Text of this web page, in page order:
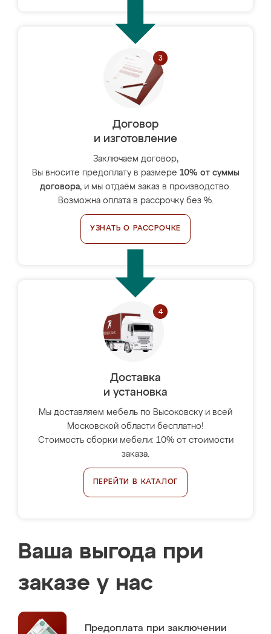
Договор
и изготовление
Заключаем договор,
Вы вносите предоплату в размере 10% от суммы
договора, и мы отдаём заказ в производство.
Возможна оплата в рассрочку без %.
УЗНАТЬ О РАССРОЧКЕ
Доставка
и установка
Мы доставляем мебель по Высоковску и всей
Московской области бесплатно!
Стоимость сборки мебели: 10% от стоимости
заказа.
ПЕРЕЙТИ В КАТАЛОГ
Ваша выгода при
заказе у нас
Предоплата при заключении